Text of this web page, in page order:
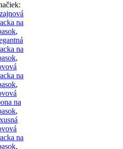
na
,
na
,
na
,
na
,
na
,